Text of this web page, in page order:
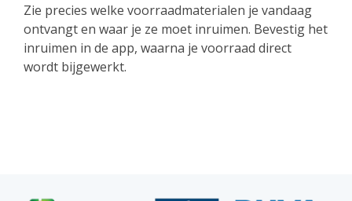
Zie precies welke voorraadmaterialen je vandaag
ontvangt en waar je ze moet inruimen. Bevestig het
inruimen in de app, waarna je voorraad direct
wordt bijgewerkt.